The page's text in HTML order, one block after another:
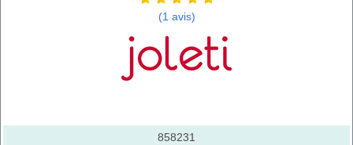
(1 avis)
858231